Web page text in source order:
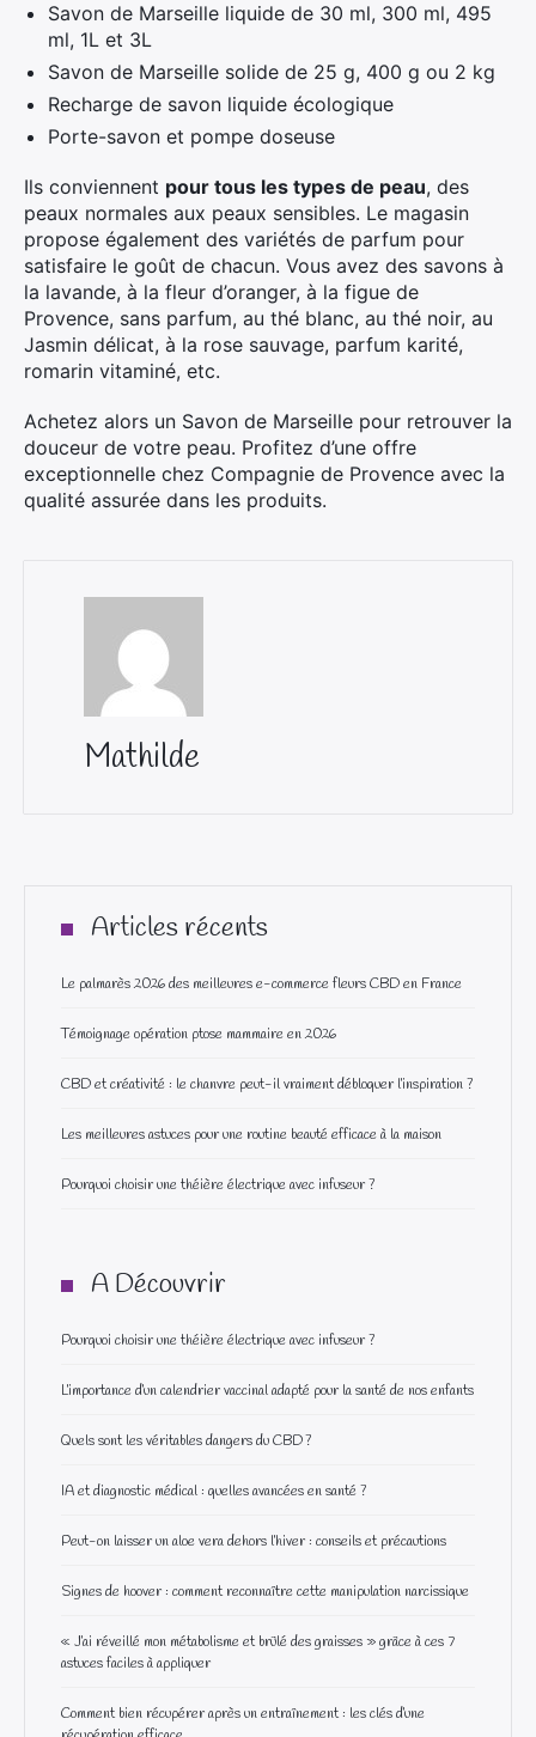
Savon de Marseille liquide de 30 ml, 300 ml, 495
ml, 1L et 3L
Savon de Marseille solide de 25 g, 400 g ou 2 kg
Recharge de savon liquide écologique
Porte-savon et pompe doseuse
Ils conviennent pour tous les types de peau, des
peaux normales aux peaux sensibles. Le magasin
propose également des variétés de parfum pour
satisfaire le goût de chacun. Vous avez des savons à
la lavande, à la fleur d’oranger, à la figue de
Provence, sans parfum, au thé blanc, au thé noir, au
Jasmin délicat, à la rose sauvage, parfum karité,
romarin vitaminé, etc.
Achetez alors un Savon de Marseille pour retrouver la
douceur de votre peau. Profitez d’une offre
exceptionnelle chez Compagnie de Provence avec la
qualité assurée dans les produits.
Mathilde
Articles récents
Le palmarès 2026 des meilleures e-commerce fleurs CBD en France
Témoignage opération ptose mammaire en 2026
CBD et créativité : le chanvre peut-il vraiment débloquer l’inspiration ?
Les meilleures astuces pour une routine beauté efficace à la maison
Pourquoi choisir une théière électrique avec infuseur ?
A Découvrir
Pourquoi choisir une théière électrique avec infuseur ?
L’importance d’un calendrier vaccinal adapté pour la santé de nos enfants
Quels sont les véritables dangers du CBD ?
IA et diagnostic médical : quelles avancées en santé ?
Peut-on laisser un aloe vera dehors l’hiver : conseils et précautions
Signes de hoover : comment reconnaître cette manipulation narcissique
« J’ai réveillé mon métabolisme et brûlé des graisses » grâce à ces 7
astuces faciles à appliquer
Comment bien récupérer après un entraînement : les clés d’une